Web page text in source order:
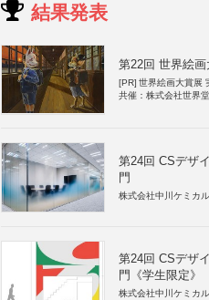
結果発表
第22回 世界絵
[PR] 世界絵画大賞展
共催：株式会社世界堂
第24回 CSデザ
門
株式会社中川ケミカル
第24回 CSデザ
門《学生限定》
株式会社中川ケミカル